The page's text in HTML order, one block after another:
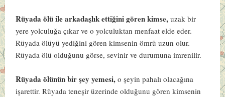
Rüyada ölü ile arkadaşlık ettiğini gören kimse, uzak bir
yere yolculuğa çıkar ve o yolculuktan menfaat elde eder.
Rüyada ölüyü yediğini gören kimsenin ömrü uzun olur.
Rüyada ölü olduğunu görse, sevinir ve durumuna imrenilir.
Rüyada ölünün bir şey yemesi, o şeyin pahalı olacağına
işarettir. Rüyada teneşir üzerinde olduğunu gören kimsenin